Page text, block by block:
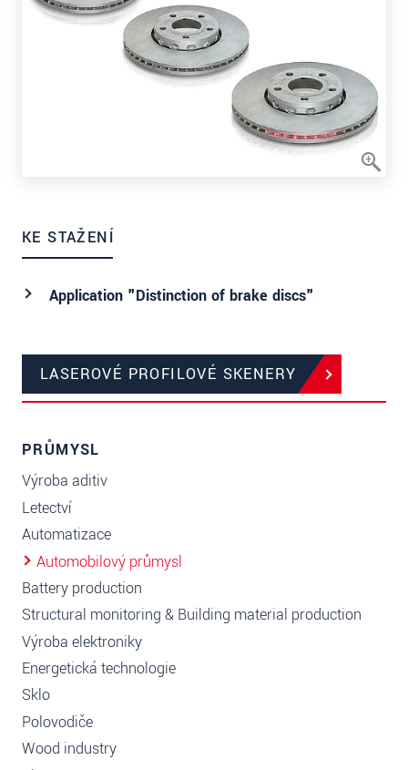
KE STAŽENÍ
Application "Distinction of brake discs"
LASEROVÉ PROFILOVÉ SKENERY
PRŮMYSL
Výroba aditiv
Letectví
Automatizace
Automobilový průmysl
Battery production
Structural monitoring & Building material production
Výroba elektroniky
Energetická technologie
Sklo
Polovodiče
Wood industry